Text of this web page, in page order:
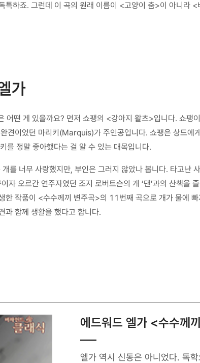
특하죠. 그런데 이 곡의 원래 이름이 <고양이 춤>이 아니라
가
어떤 게 있을까요? 먼저 쇼팽의 <강아지 왈츠>입니다. 쇼팽
견이었던 마리키(Marquis)가 주인공입니다. 쇼팽은 상드에
를 정말 좋아했다는 걸 알 수 있는 대목입니다.
를 너무 사랑했지만, 부인은 그러지 않았나 봅니다. 타고난
오르간 연주자였던 조지 로버트슨의 개 ‘댄’과의 산책을
한 작품이 <수수께끼 변주곡>의 11번째 곡으로 개가 물에
과 함께 생활을 했다고 합니다.
에드워드 엘가 <수수께
엘가 역시 신동은 아니었다. 독